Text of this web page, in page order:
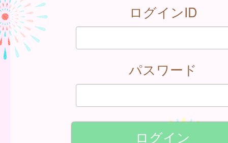
ログインID
パスワード